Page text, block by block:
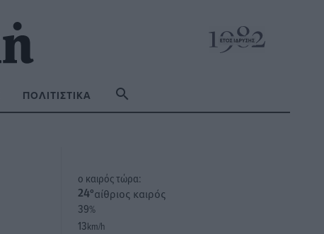
ΠΟΛΙΤΙΣΤΙΚΆ
o καιρός τώρα:
24°αίθριος καιρός
39%
13km/h